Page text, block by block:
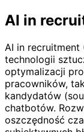
AI in
AI in
technologii
optymalizacji
pracowników,
kandydatów
chatbotów.
oszczędność